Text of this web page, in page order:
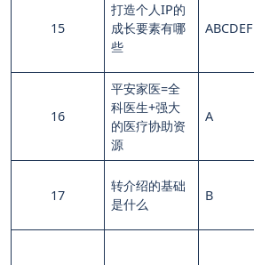
15
打造个人IP的
成长要素有哪
些
ABCDEF
16
平安家医=全
科医生+强大
的医疗协助资
源
A
17
转介绍的基础
是什么
B